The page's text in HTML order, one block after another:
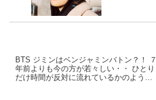
BTS ジミンはベンジャミンバトン？！ ７
年前よりも今の方が若々しい・・ ひとり
だけ時間が反対に流れているかのような